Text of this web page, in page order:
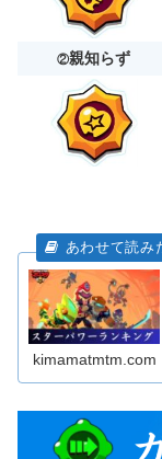
②親知らず
kimamatmtm.com